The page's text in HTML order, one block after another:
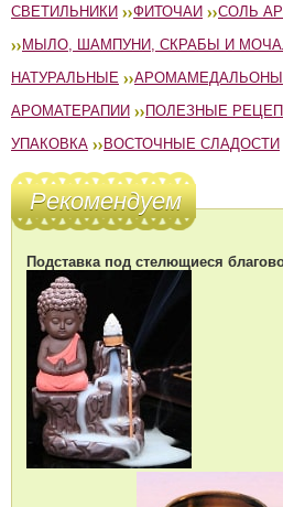
СВЕТИЛЬНИКИ
ФИТОЧАИ
СОЛЬ
МЫЛО, ШАМПУНИ, СКРАБЫ И
НАТУРАЛЬНЫЕ
АРОМАМЕДАЛЬОНЫ
АРОМАТЕРАПИИ
ПОЛЕЗНЫЕ
УПАКОВКА
ВОСТОЧНЫЕ СЛАДОСТИ
Рекомендуем
Подставка под стелющиеся